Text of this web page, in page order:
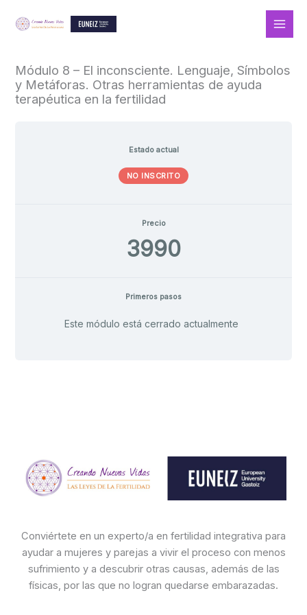
Módulo 8 – El inconsciente. Lenguaje, Símbolos
y Metáforas. Otras herramientas de ayuda
terapéutica en la fertilidad
Estado actual
NO INSCRITO
Precio
3990
Primeros pasos
Este módulo está cerrado actualmente
Conviértete en un experto/a en fertilidad integrativa para
ayudar a mujeres y parejas a vivir el proceso con menos
sufrimiento y a descubrir otras causas, además de las
físicas, por las que no logran quedarse embarazadas.